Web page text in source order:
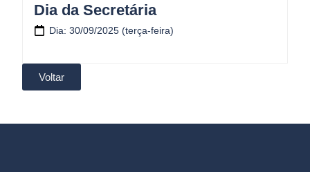
Dia da Secretária
Dia: 30/09/2025 (terça-feira)
Voltar